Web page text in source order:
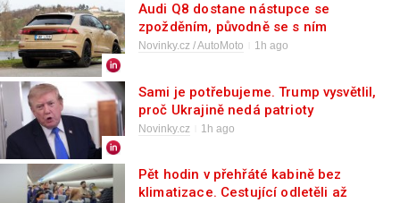
Audi Q8 dostane nástupce se
zpožděním, původně se s ním
nepočítalo
Novinky.cz / AutoMoto 1h ago
Sami je potřebujeme. Trump vysvětlil,
proč Ukrajině nedá patrioty
Novinky.cz 1h ago
Pět hodin v přehřáté kabině bez
klimatizace. Cestující odletěli až